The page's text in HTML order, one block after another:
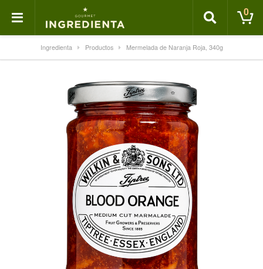
0
Ingredienta Productos Mermelada de Naranja Roja, 340g